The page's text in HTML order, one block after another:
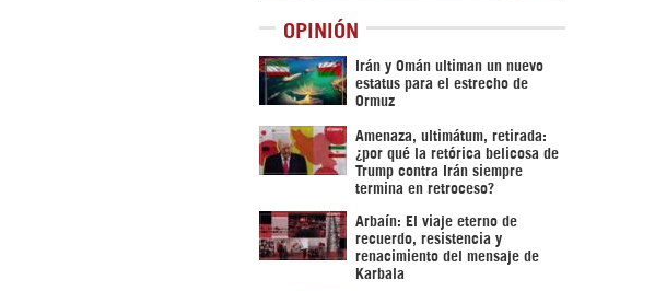
OPINIÓN
Irán y Omán ultiman un nuevo
estatus para el estrecho de
Ormuz
Amenaza, ultimátum, retirada:
¿por qué la retórica belicosa de
Trump contra Irán siempre
termina en retroceso?
Arbaín: El viaje eterno de
recuerdo, resistencia y
renacimiento del mensaje de
Karbala